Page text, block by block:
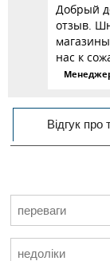
Добрый
отзыв.
нас к
Відгук про